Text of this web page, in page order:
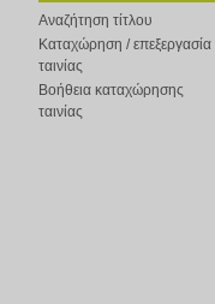
Αναζήτηση τίτλου
Καταχώρηση / επεξεργασία
ταινίας
Βοήθεια καταχώρησης
ταινίας